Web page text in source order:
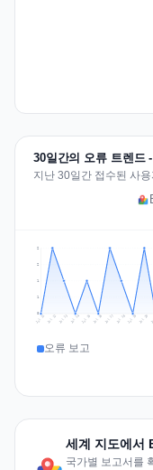
30일간의 오류 트렌드
지난 30일간 접수된 사
1
1
2
2
Jul 11 Jul 12 Jul 13 Jul 14 Jul 15 Jul 16 Jul 17 Jul 18 Jul 19 Jul 20
오류 보고
세계 지도에서
국가별 보고서를